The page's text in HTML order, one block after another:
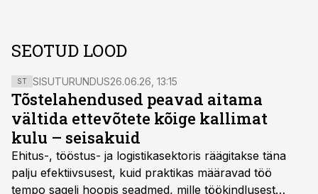
SEOTUD LOOD
ST SISUTURUNDUS26.06.26, 13:15
Tõstelahendused peavad aitama
vältida ettevõtete kõige kallimat
kulu – seisakuid
Ehitus-, tööstus- ja logistikasektoris räägitakse täna
palju efektiivsusest, kuid praktikas määravad töö
tempo sageli hoopis seadmed, mille töökindlusest